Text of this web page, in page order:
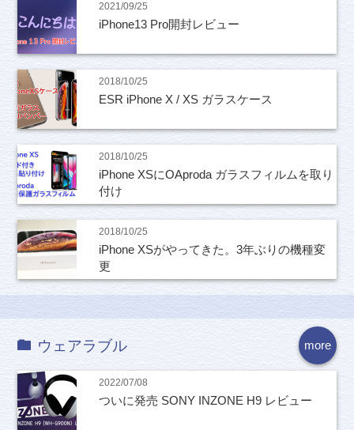
2021/09/25
iPhone13 Pro開封レビュー
2018/10/25
ESR iPhone X / XS ガラスケース
2018/10/25
iPhone XSにOAproda ガラスフィルムを取り
付け
2018/10/25
iPhone XSがやってきた。3年ぶりの機種変
更
more
ウェアラブル
2022/07/08
ついに発売 SONY INZONE H9 レビュー